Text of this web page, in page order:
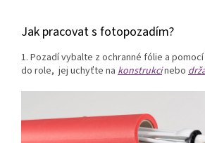
Jak pracovat s fotopozadím?
1. Pozadí vybalte z ochranné fólie a
do role, jej uchyťte na konstrukcinebo